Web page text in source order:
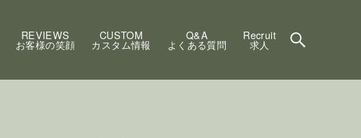
REVIEWS
お客様の笑顔
CUSTOM
カスタム情報
Q&A
よくある質問
Recruit
求人